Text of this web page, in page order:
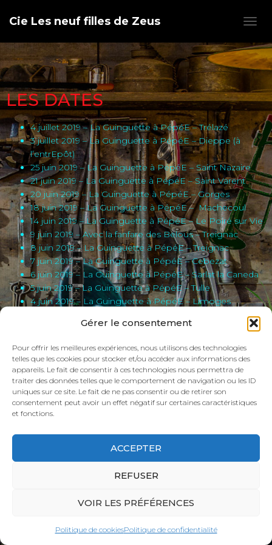
Gérer le consentement
Pour offrir les meilleures expériences, nous utilisons des technologies
telles que les cookies pour stocker et/ou accéder aux informations des
appareils. Le fait de consentir à ces technologies nous permettra de
traiter des données telles que le comportement de navigation ou les ID
uniques sur ce site. Le fait de ne pas consentir ou de retirer son
consentement peut avoir un effet négatif sur certaines caractéristiques
et fonctions.
ACCEPTER
REFUSER
VOIR LES PRÉFÉRENCES
Politique de cookiesPolitique de confidentialité
Cie Les neuf filles de Zeus
U
V
R
R
/
F
R
M
E
R
L
A
N
A
V
I
G
A
T
I
O
N
LES DATES
4 juillet 2019 – La Guinguette à PépéE – Trélazé
3 juillet 2019 – La Guinguette à PépéE – Dieppe (à
l’entrEpôt)
25 juin 2019 – La Guinguette à PépéE – Saint Nazaire
21 juin 2019 – La Guinguette à PépéE – Saint Varent
20 juin 2019 – La Guinguette à PépéE – Gorges
18 juin 2019 – La Guinguette à PépéE – Machecoul
14 juin 2019 – La Guinguette à PépéE – Le Poiré sur Vie
9 juin 2019 – Avec la fanfare des Belous – Treignac
8 juin 2019 – La Guinguette à PépéE – Treignac
7 juin 2019 – La Guinguette à PépéE – Cebezat
6 juin 2019 – La Guinguette à PépéE – Sarlat la Caneda
5 juin 2019 – La Guinguette à PépéE – Tulle
4 juin 2019 – La Guinguette à PépéE – Limoges
1er Juin 2019 – La Guinguette à PépéE – Bruxelles